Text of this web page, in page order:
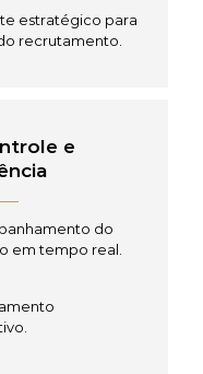
estratégico para
recrutamento.
e
do
em tempo real.